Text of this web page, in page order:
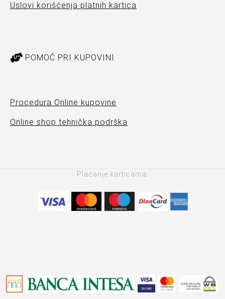
Uslovi korišćenja platnih kartica
POMOĆ PRI KUPOVINI
Procedura Online kupovine
Online shop tehnička podrška
Plaćanje karticama: